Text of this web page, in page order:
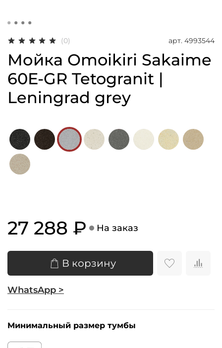
(0) арт. 4993544
Мойка Omoikiri Sakaime
60E-GR Tetogranit |
Leningrad grey
27 288 ₽ На заказ
В корзину
WhatsApp >
Минимальный размер тумбы